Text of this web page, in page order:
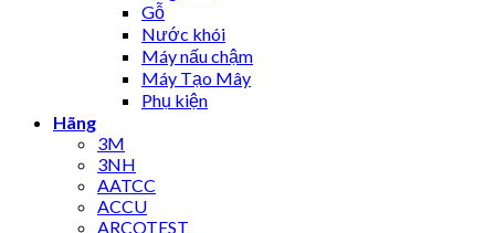
Gỗ
Nước khói
Máy nấu chậm
Máy Tạo Mây
Phụ kiện
Hãng
3M
3NH
AATCC
ACCU
ARCOTEST